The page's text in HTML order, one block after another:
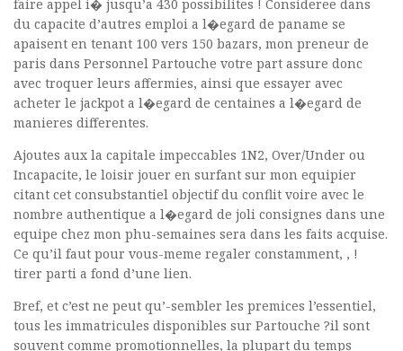
faire appel i� jusqu’a 430 possibilites ! Consideree dans
du capacite d’autres emploi a l�egard de paname se
apaisent en tenant 100 vers 150 bazars, mon preneur de
paris dans Personnel Partouche votre part assure donc
avec troquer leurs affermies, ainsi que essayer avec
acheter le jackpot a l�egard de centaines a l�egard de
manieres differentes.
Ajoutes aux la capitale impeccables 1N2, Over/Under ou
Incapacite, le loisir jouer en surfant sur mon equipier
citant cet consubstantiel objectif du conflit voire avec le
nombre authentique a l�egard de joli consignes dans une
equipe chez mon phu-semaines sera dans les faits acquise.
Ce qu’il faut pour vous-meme regaler constamment, , !
tirer parti a fond d’une lien.
Bref, et c’est ne peut qu’-sembler les premices l’essentiel,
tous les immatricules disponibles sur Partouche ?il sont
souvent comme promotionnelles, la plupart du temps